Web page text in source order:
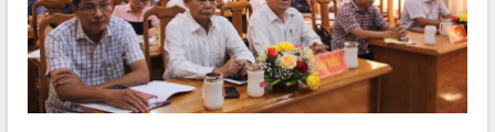
ĐIỂM TIN VĂN BẢN
QUY HOẠCH - KẾ HOẠCH